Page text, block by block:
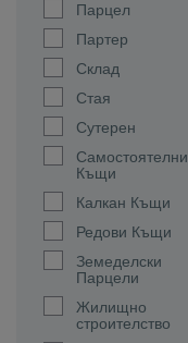
Парцел
Партер
Склад
Стая
Сутерен
Самостоятелни
Къщи
Калкан Къщи
Редови Къщи
Земеделски
Парцели
Жилищно
строителство